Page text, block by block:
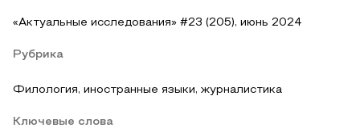
«Актуальные исследования» #23 (205), июнь 2024
Рубрика
Филология, иностранные языки, журналистика
Ключевые слова